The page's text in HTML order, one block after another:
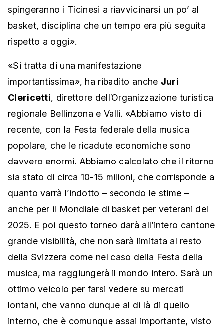
spingeranno i Ticinesi a riavvicinarsi un po’ al
basket, disciplina che un tempo era più seguita
rispetto a oggi».
«Si tratta di una manifestazione
importantissima», ha ribadito anche Juri
Clericetti, direttore dell’Organizzazione turistica
regionale Bellinzona e Valli. «Abbiamo visto di
recente, con la Festa federale della musica
popolare, che le ricadute economiche sono
davvero enormi. Abbiamo calcolato che il ritorno
sia stato di circa 10-15 milioni, che corrisponde a
quanto varrà l’indotto – secondo le stime –
anche per il Mondiale di basket per veterani del
2025. E poi questo torneo darà all’intero cantone
grande visibilità, che non sarà limitata al resto
della Svizzera come nel caso della Festa della
musica, ma raggiungerà il mondo intero. Sarà un
ottimo veicolo per farsi vedere su mercati
lontani, che vanno dunque al di là di quello
interno, che è comunque assai importante, visto